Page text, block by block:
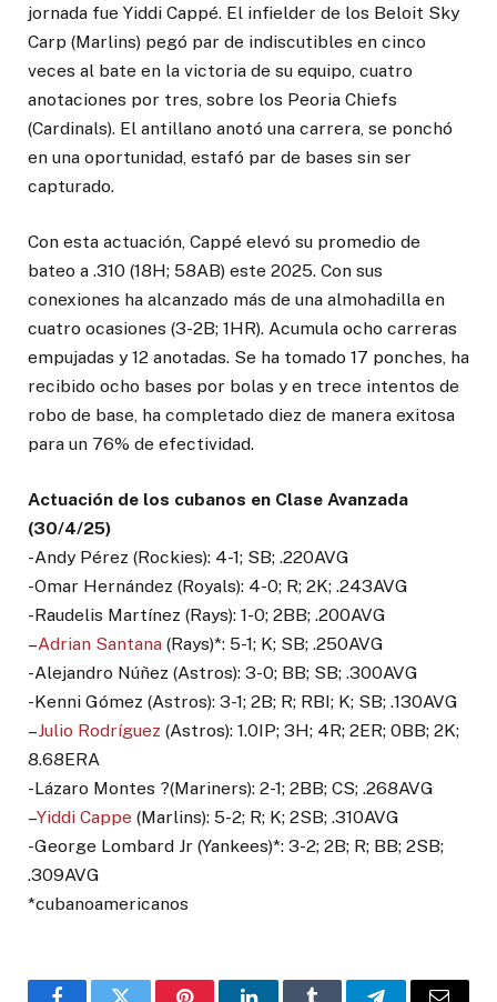
jornada fue Yiddi Cappé. El infielder de los Beloit Sky
Carp (Marlins) pegó par de indiscutibles en cinco
veces al bate en la victoria de su equipo, cuatro
anotaciones por tres, sobre los Peoria Chiefs
(Cardinals). El antillano anotó una carrera, se ponchó
en una oportunidad, estafó par de bases sin ser
capturado.
Con esta actuación, Cappé elevó su promedio de
bateo a .310 (18H; 58AB) este 2025. Con sus
conexiones ha alcanzado más de una almohadilla en
cuatro ocasiones (3-2B; 1HR). Acumula ocho carreras
empujadas y 12 anotadas. Se ha tomado 17 ponches, ha
recibido ocho bases por bolas y en trece intentos de
robo de base, ha completado diez de manera exitosa
para un 76% de efectividad.
Actuación de los cubanos en Clase Avanzada
(30/4/25)
-Andy Pérez (Rockies): 4-1; SB; .220AVG
-Omar Hernández (Royals): 4-0; R; 2K; .243AVG
-Raudelis Martínez (Rays): 1-0; 2BB; .200AVG
–Adrian Santana (Rays)*: 5-1; K; SB; .250AVG
-Alejandro Núñez (Astros): 3-0; BB; SB; .300AVG
-Kenni Gómez (Astros): 3-1; 2B; R; RBI; K; SB; .130AVG
–Julio Rodríguez (Astros): 1.0IP; 3H; 4R; 2ER; 0BB; 2K;
8.68ERA
-Lázaro Montes ?(Mariners): 2-1; 2BB; CS; .268AVG
–Yiddi Cappe (Marlins): 5-2; R; K; 2SB; .310AVG
-George Lombard Jr (Yankees)*: 3-2; 2B; R; BB; 2SB;
.309AVG
*cubanoamericanos